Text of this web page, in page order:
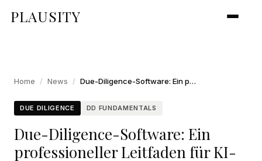
PLAUSITY
Home / News / Due-Diligence-Software: Ein professioneller Leitfaden für KI-basierte M&A-Workflows
DUE DILIGENCE DD FUNDAMENTALS
Due-Diligence-Software: Ein
professioneller Leitfaden für KI-